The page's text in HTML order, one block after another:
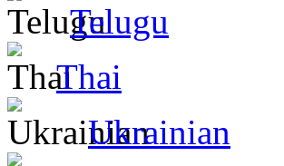
Telugu
Thai
Ukrainian